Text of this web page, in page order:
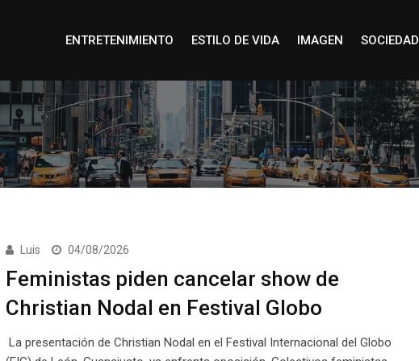
ENTRETENIMIENTO ESTILO DE VIDA IMAGEN SOCIEDAD
Luis 04/08/2026
Feministas piden cancelar show de
Christian Nodal en Festival Globo
La presentación de Christian Nodal en el Festival Internacional del Globo